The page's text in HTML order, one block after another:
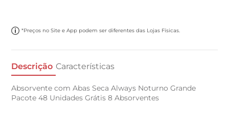
*Preços no Site e App podem ser diferentes das Lojas Físicas.
Descrição Características
Absorvente com Abas Seca Always Noturno Grande
Pacote 48 Unidades Grátis 8 Absorventes